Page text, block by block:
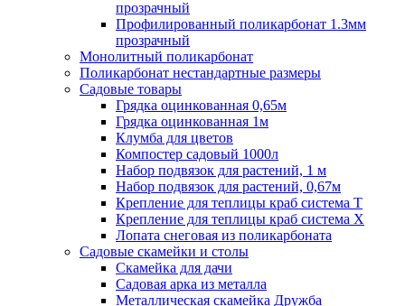
прозрачный
Профилированный поликарбонат 1.3мм
прозрачный
Монолитный поликарбонат
Поликарбонат нестандартные размеры
Садовые товары
Грядка оцинкованная 0,65м
Грядка оцинкованная 1м
Клумба для цветов
Компостер садовый 1000л
Набор подвязок для растений, 1 м
Набор подвязок для растений, 0,67м
Крепление для теплицы краб система Т
Крепление для теплицы краб система Х
Лопата снеговая из поликарбоната
Садовые скамейки и столы
Скамейка для дачи
Садовая арка из металла
Металлическая скамейка Дружба